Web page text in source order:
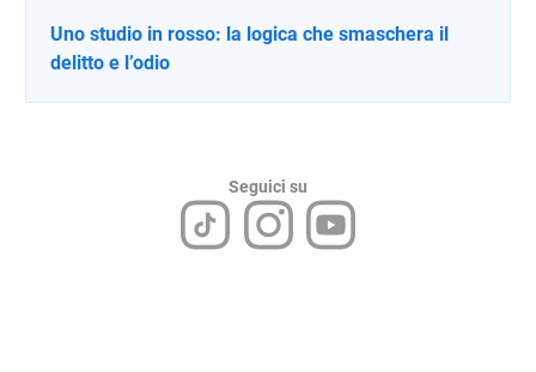
Uno studio in rosso: la logica che smaschera il
delitto e l’odio
Seguici su